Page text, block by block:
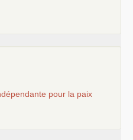
pour la paix